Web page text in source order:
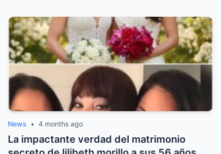
News • 4 months ago
La impactante verdad del matrimonio